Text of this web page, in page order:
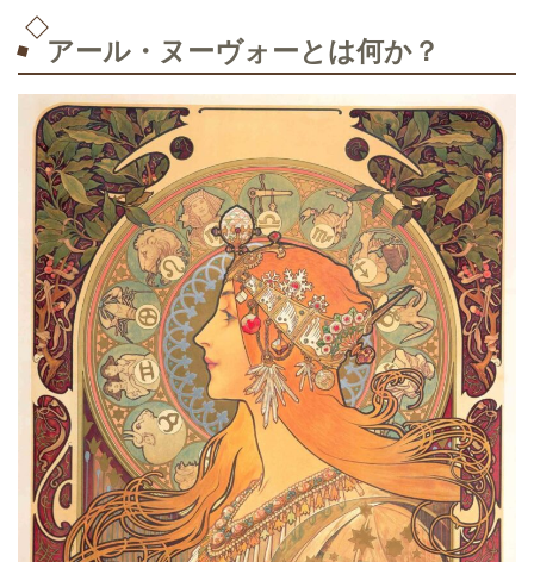
アール・ヌーヴォーとは何か？